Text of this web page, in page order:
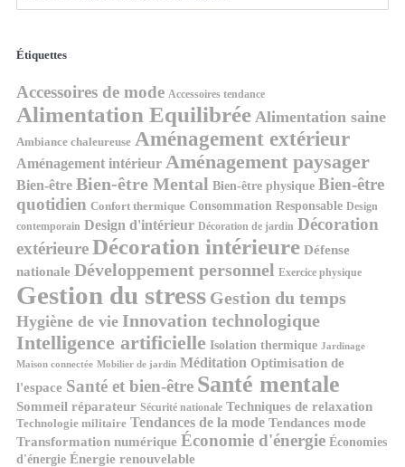
Étiquettes
Accessoires de mode Accessoires tendance
Alimentation Equilibrée Alimentation saine
Ambiance chaleureuse Aménagement extérieur
Aménagement intérieur Aménagement paysager
Bien-être Bien-être Mental Bien-être physique Bien-être
quotidien Confort thermique Consommation Responsable Design
contemporain Design d'intérieur Décoration de jardin Décoration
extérieureDécoration intérieure Défense
nationale Développement personnel Exercice physique
Gestion du stress Gestion du temps
Hygiène de vie Innovation technologique
Intelligence artificielle Isolation thermique Jardinage
Maison connectée Mobilier de jardin Méditation Optimisation de
l'espace Santé et bien-être Santé mentale
Sommeil réparateur Sécurité nationale Techniques de relaxation
Technologie militaire Tendances de la mode Tendances mode
Transformation numérique Économie d'énergie Économies
d'énergie Énergie renouvelable